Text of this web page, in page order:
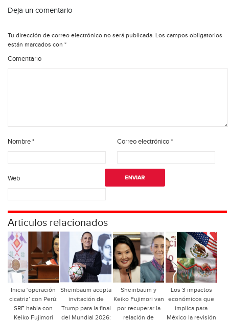
Deja un comentario
Tu dirección de correo electrónico no será publicada. Los campos obligatorios
están marcados con *
Comentario
Nombre* Correo electrónico*
Web
Articulos relacionados
Inicia ‘operación
cicatriz’ con Perú:
SRE habla con
Keiko Fujimori
Sheinbaum acepta
invitación de
Trump para la final
del Mundial 2026:
Sheinbaum y
Keiko Fujimori van
por recuperar la
relación de
Los 3 impactos
económicos que
implica para
México la revisión